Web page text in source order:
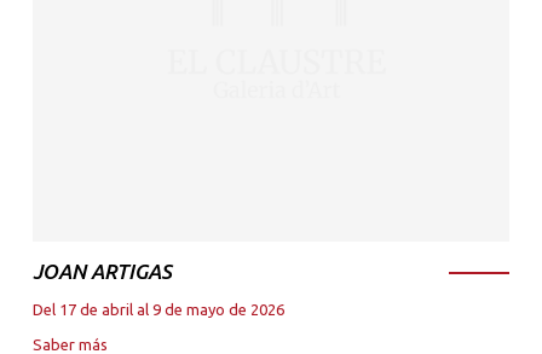
JOAN ARTIGAS
Del 17 de abril al 9 de mayo de 2026
Saber más